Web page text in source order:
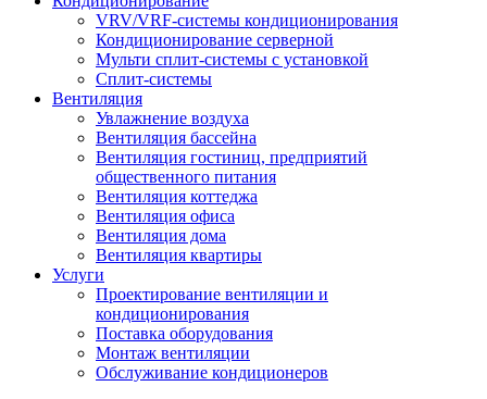
VRV/VRF-системы кондиционирования
Кондиционирование серверной
Мульти сплит-системы с установкой
Сплит-системы
Вентиляция
Увлажнение воздуха
Вентиляция бассейна
Вентиляция гостиниц, предприятий
общественного питания
Вентиляция коттеджа
Вентиляция офиса
Вентиляция дома
Вентиляция квартиры
Услуги
Проектирование вентиляции и
кондиционирования
Поставка оборудования
Монтаж вентиляции
Обслуживание кондиционеров